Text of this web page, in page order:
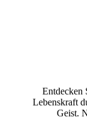
Entdecken
Lebenskraft
Geist.